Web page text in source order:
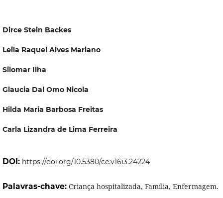
Dirce Stein Backes
Leila Raquel Alves Mariano
Silomar Ilha
Glaucia Dal Omo Nicola
Hilda Maria Barbosa Freitas
Carla Lizandra de Lima Ferreira
DOI: https://doi.org/10.5380/ce.v16i3.24224
Palavras-chave: Criança hospitalizada, Família, Enfermagem.